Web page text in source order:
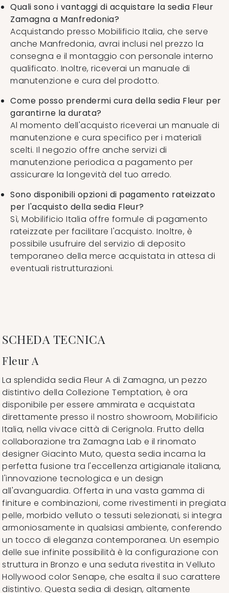
Quali sono i vantaggi di acquistare la sedia Fleur
Zamagna a Manfredonia?
Acquistando presso Mobilificio Italia, che serve
anche Manfredonia, avrai inclusi nel prezzo la
consegna e il montaggio con personale interno
qualificato. Inoltre, riceverai un manuale di
manutenzione e cura del prodotto.
Come posso prendermi cura della sedia Fleur per
garantirne la durata?
Al momento dell'acquisto riceverai un manuale di
manutenzione e cura specifico per i materiali
scelti. Il negozio offre anche servizi di
manutenzione periodica a pagamento per
assicurare la longevità del tuo arredo.
Sono disponibili opzioni di pagamento rateizzato
per l'acquisto della sedia Fleur?
Sì, Mobilificio Italia offre formule di pagamento
rateizzate per facilitare l'acquisto. Inoltre, è
possibile usufruire del servizio di deposito
temporaneo della merce acquistata in attesa di
eventuali ristrutturazioni.
SCHEDA TECNICA
Fleur A
La splendida sedia Fleur A di Zamagna, un pezzo
distintivo della Collezione Temptation, è ora
disponibile per essere ammirata e acquistata
direttamente presso il nostro showroom, Mobilificio
Italia, nella vivace città di Cerignola. Frutto della
collaborazione tra Zamagna Lab e il rinomato
designer Giacinto Muto, questa sedia incarna la
perfetta fusione tra l'eccellenza artigianale italiana,
l'innovazione tecnologica e un design
all'avanguardia. Offerta in una vasta gamma di
finiture e combinazioni, come rivestimenti in pregiata
pelle, morbido velluto o tessuti selezionati, si integra
armoniosamente in qualsiasi ambiente, conferendo
un tocco di eleganza contemporanea. Un esempio
delle sue infinite possibilità è la configurazione con
struttura in Bronzo e una seduta rivestita in Velluto
Hollywood color Senape, che esalta il suo carattere
distintivo. Questa sedia di design, altamente